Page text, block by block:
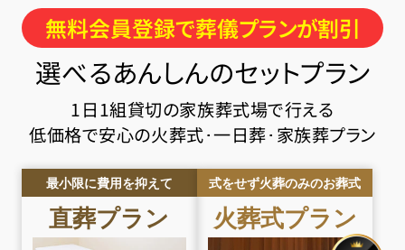
無料会員登録で葬儀プランが割引
選べるあんしんのセットプラン
1日1組貸切の家族葬式場で行える
低価格で安心の火葬式･一日葬･家族葬プラン
最小限に費用を抑えて
直葬プラン
式をせず火葬のみのお葬式
火葬式プラン